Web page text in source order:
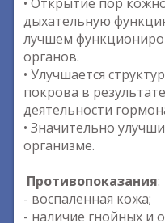
дыхательную
лучшем
органов.
• Улучшается
покрова в
деятельности
• Значительно
организме.
Противопоказания:
- воспаленная кожа;
- наличие гнойных и